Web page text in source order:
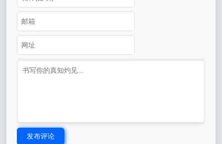
发布评论